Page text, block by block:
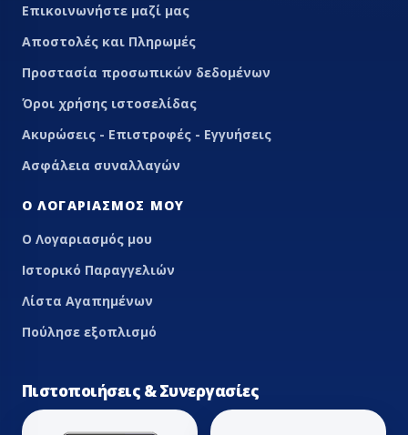
Επικοινωνήστε μαζί μας
Αποστολές και Πληρωμές
Προστασία προσωπικών δεδομένων
Όροι χρήσης ιστοσελίδας
Ακυρώσεις - Επιστροφές - Εγγυήσεις
Ασφάλεια συναλλαγών
Ο ΛΟΓΑΡΙΑΣΜΌΣ ΜΟΥ
Ο Λογαριασμός μου
Ιστορικό Παραγγελιών
Λίστα Αγαπημένων
Πούλησε εξοπλισμό
Πιστοποιήσεις & Συνεργασίες